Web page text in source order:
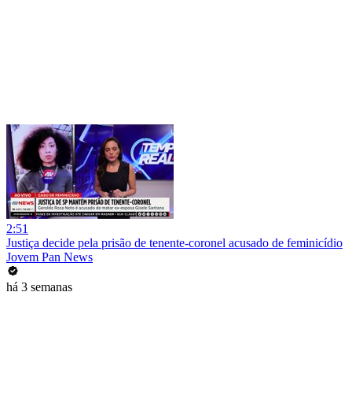
2:51
Justiça decide pela prisão de tenente-coronel acusado de feminicídio
Jovem Pan News
há 3 semanas